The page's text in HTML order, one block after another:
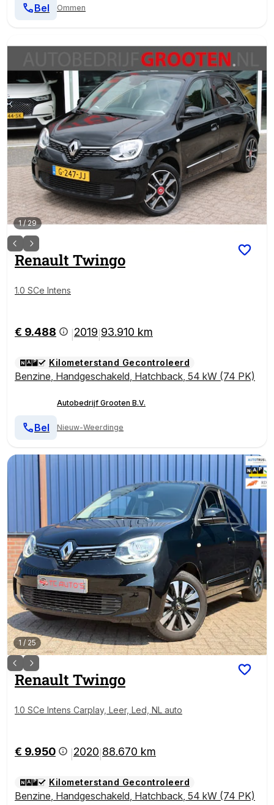
Ommen
Bel
1/29
Renault Twingo
1.0 SCe Intens
€ 9.488 2019 93.910 km
Kilometerstand Gecontroleerd
Benzine, Handgeschakeld, Hatchback, 54 kW (74 PK)
Autobedrijf Grooten B.V.
Nieuw-Weerdinge
Bel
1 / 25
Renault Twingo
1.0 SCe Intens Carplay, Leer, Led, NL auto
€ 9.950 2020 88.670 km
Kilometerstand Gecontroleerd
Benzine, Handgeschakeld, Hatchback, 54 kW (74 PK)